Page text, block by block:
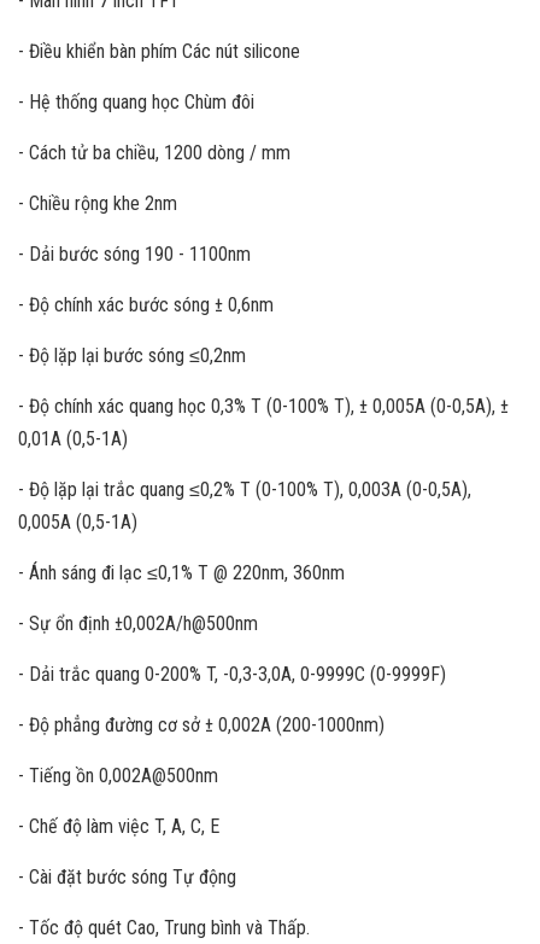
- Điều khiển bàn phím Các nút silicone
- Hệ thống quang học Chùm đôi
- Cách tử ba chiều, 1200 dòng / mm
- Chiều rộng khe 2nm
- Dải bước sóng 190 - 1100nm
- Độ chính xác bước sóng ± 0,6nm
- Độ lặp lại bước sóng ≤0,2nm
- Độ chính xác quang học 0,3% T (0-100% T), ± 0,005A (0-0,5A), ±
0,01A (0,5-1A)
- Độ lặp lại trắc quang ≤0,2% T (0-100% T), 0,003A (0-0,5A),
0,005A (0,5-1A)
- Ánh sáng đi lạc ≤0,1% T @ 220nm, 360nm
- Sự ổn định ±0,002A/h@500nm
- Dải trắc quang 0-200% T, -0,3-3,0A, 0-9999C (0-9999F)
- Độ phẳng đường cơ sở ± 0,002A (200-1000nm)
- Tiếng ồn 0,002A@500nm
- Chế độ làm việc T, A, C, E
- Cài đặt bước sóng Tự động
- Tốc độ quét Cao, Trung bình và Thấp.